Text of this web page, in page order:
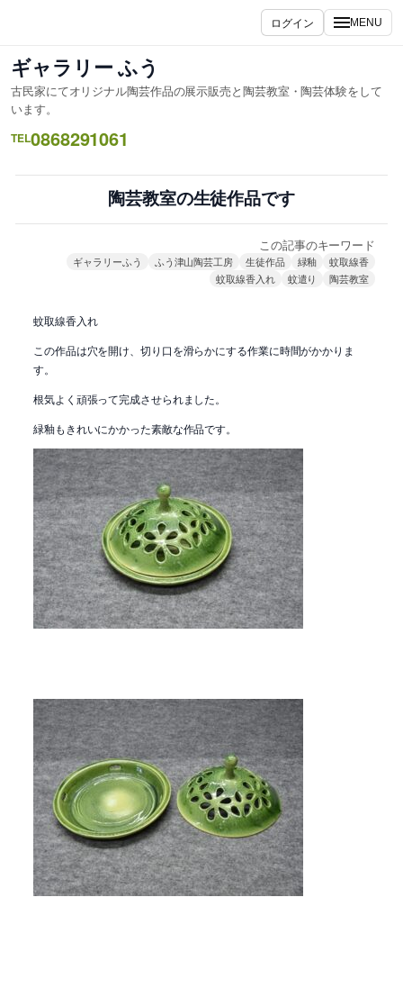
ス
キ
ッ
プ
ログイン MENU
ギャラリー ふう
古民家にてオリジナル陶芸作品の展示販売と陶芸教室・陶芸体験をして
います。
TEL0868291061
陶芸教室の生徒作品です
この記事のキーワード
ギャラリーふう ふう津山陶芸工房 生徒作品 緑釉
蚊取線香
蚊取線香入れ
蚊遣り 陶芸教室
蚊取線香入れ
この作品は穴を開け、切り口を滑らかにする作業に時間がかかりま
す。
根気よく頑張って完成させられました。
緑釉もきれいにかかった素敵な作品です。